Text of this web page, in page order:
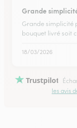
Grande
Grande simplicité
bouquet livré soit
18/03/2026
Trustpilot
les avis